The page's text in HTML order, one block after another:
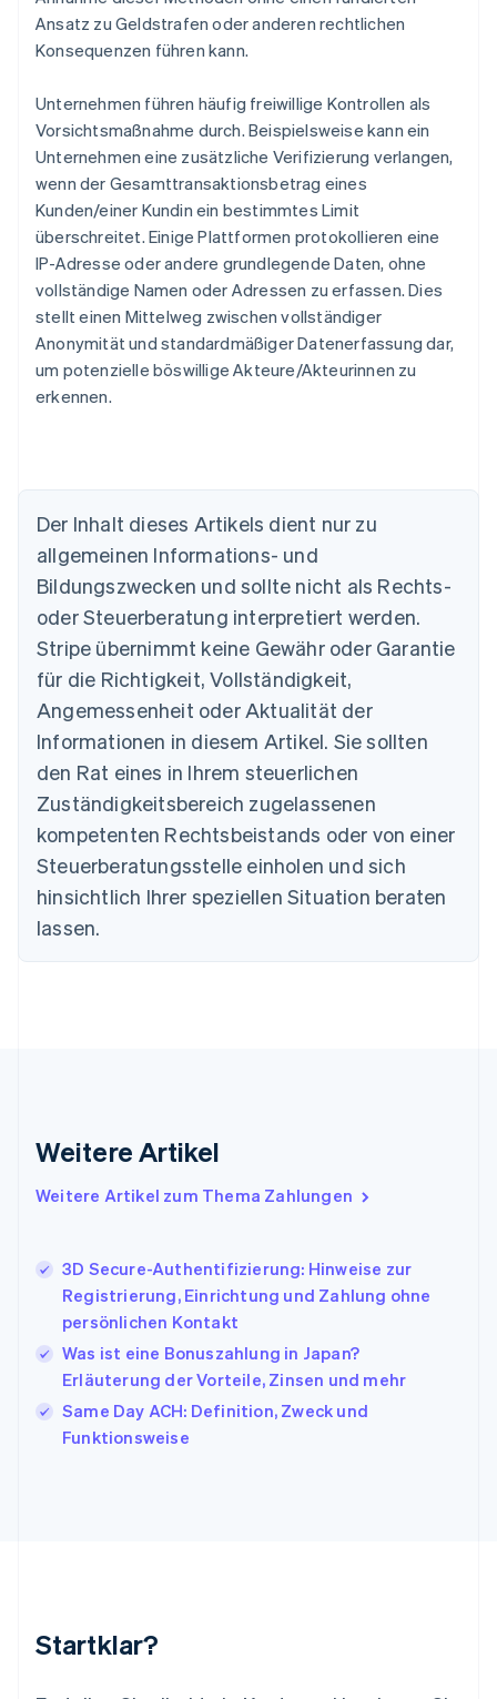
Ansatz zu Geldstrafen oder anderen rechtlichen
Konsequenzen führen kann.
Unternehmen führen häufig freiwillige Kontrollen als
Vorsichtsmaßnahme durch. Beispielsweise kann ein
Unternehmen eine zusätzliche Verifizierung verlangen,
wenn der Gesamttransaktionsbetrag eines
Kunden/einer Kundin ein bestimmtes Limit
überschreitet. Einige Plattformen protokollieren eine
IP-Adresse oder andere grundlegende Daten, ohne
vollständige Namen oder Adressen zu erfassen. Dies
stellt einen Mittelweg zwischen vollständiger
Anonymität und standardmäßiger Datenerfassung dar,
um potenzielle böswillige Akteure/Akteurinnen zu
erkennen.
Der Inhalt dieses Artikels dient nur zu
allgemeinen Informations- und
Bildungszwecken und sollte nicht als Rechts-
oder Steuerberatung interpretiert werden.
Stripe übernimmt keine Gewähr oder Garantie
für die Richtigkeit, Vollständigkeit,
Angemessenheit oder Aktualität der
Informationen in diesem Artikel. Sie sollten
den Rat eines in Ihrem steuerlichen
Zuständigkeitsbereich zugelassenen
kompetenten Rechtsbeistands oder von einer
Steuerberatungsstelle einholen und sich
hinsichtlich Ihrer speziellen Situation beraten
lassen.
Weitere Artikel
Weitere Artikel zum Thema Zahlungen
3D Secure-Authentifizierung: Hinweise zur
Registrierung, Einrichtung und Zahlung ohne
persönlichen Kontakt
Was ist eine Bonuszahlung in Japan?
Erläuterung der Vorteile, Zinsen und mehr
Same Day ACH: Definition, Zweck und
Funktionsweise
Startklar?
Australien
English
Belgien
Nederlands Français DeutschEnglish
Brasilien
PortuguêsEnglish
English
Dänemark
English
Deutschland
DeutschEnglish
Estland
Festlandchina
简体中文English
Finnland
English
Frankreich
Irland
Italien
日本語
EnglishFrançais
Kroatien
EnglishItaliano
Lettland
Liechtenstein
DeutschEnglish
Mexiko